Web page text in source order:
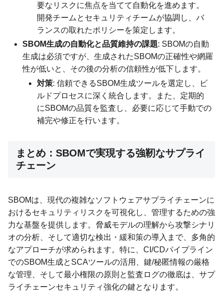
要なリスクに焦点を当てて自動化を進めます。
開発チームとセキュリティチームが協調し、バ
ランスの取れたポリシーを策定します。
SBOM生成の自動化と品質維持の課題: SBOMの自動
生成は必須ですが、生成されたSBOMの正確性や網羅
性が低いと、その後の分析の信頼性が低下します。
対策: 信頼できるSBOM生成ツールを選定し、ビ
ルドプロセスに深く統合します。また、定期的
にSBOMの品質を監査し、必要に応じて手動での
補完や修正を行います。
まとめ：SBOMで実現する強靭なサプライ
チェーン
SBOMは、現代の複雑なソフトウェアサプライチェーンに
おけるセキュリティリスクを可視化し、管理するための強
力な基盤を提供します。脅威モデルの理解から攻撃シナリ
オの分析、そして適切な検出・緩和策の導入まで、多角的
なアプローチが求められます。特に、CI/CDパイプライン
でのSBOM生成とSCAツールの活用、鍵/秘匿情報の厳格
な管理、そして最小権限の原則と監査ログの徹底は、サプ
ライチェーンセキュリティ強化の鍵となります。